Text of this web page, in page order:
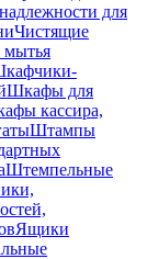
для
Чистящие
Шкафы для
кассира,
Штампы
Штемпельные
Ящики